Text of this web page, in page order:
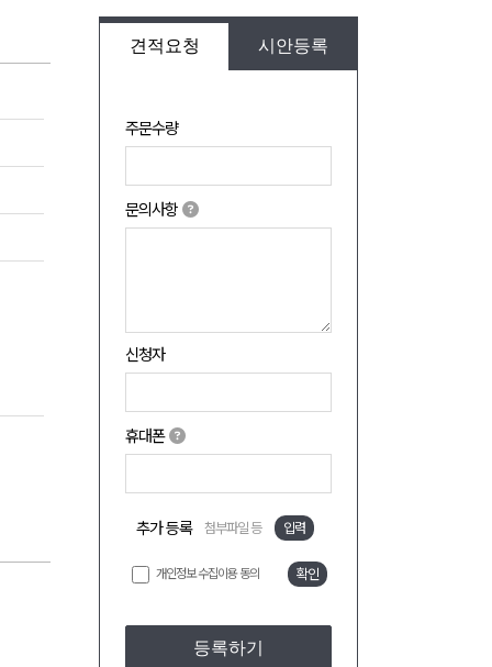
견적요청 시안등록
주문수량
문의사항
신청자
휴대폰
추가 등록 첨부파일 등 입력
개인정보 수집이용 동의 확인
등록하기